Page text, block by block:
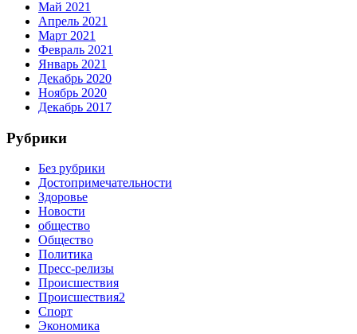
Май 2021
Апрель 2021
Март 2021
Февраль 2021
Январь 2021
Декабрь 2020
Ноябрь 2020
Декабрь 2017
Рубрики
Без рубрики
Достопримечательности
Здоровье
Новости
общество
Общество
Политика
Пресс-релизы
Происшествия
Происшествия2
Спорт
Экономика